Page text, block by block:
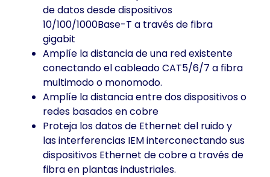
de datos desde dispositivos
10/100/1000Base-T a través de fibra
gigabit
Amplíe la distancia de una red existente
conectando el cableado CAT5/6/7 a fibra
multimodo o monomodo.
Amplíe la distancia entre dos dispositivos o
redes basados en cobre
Proteja los datos de Ethernet del ruido y
las interferencias IEM interconectando sus
dispositivos Ethernet de cobre a través de
fibra en plantas industriales.